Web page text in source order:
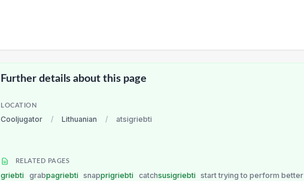
Further details about this page
LOCATION
Cooljugator / Lithuanian / atsigriebti
RELATED PAGES
griebti grabpagriebti snapprigriebti catchsusigriebti start trying to perform better